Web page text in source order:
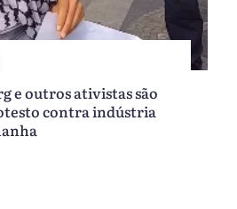
e outros ativistas são
contra indústria